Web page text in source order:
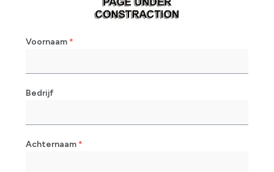
Voornaam *
Bedrijf
Achternaam *